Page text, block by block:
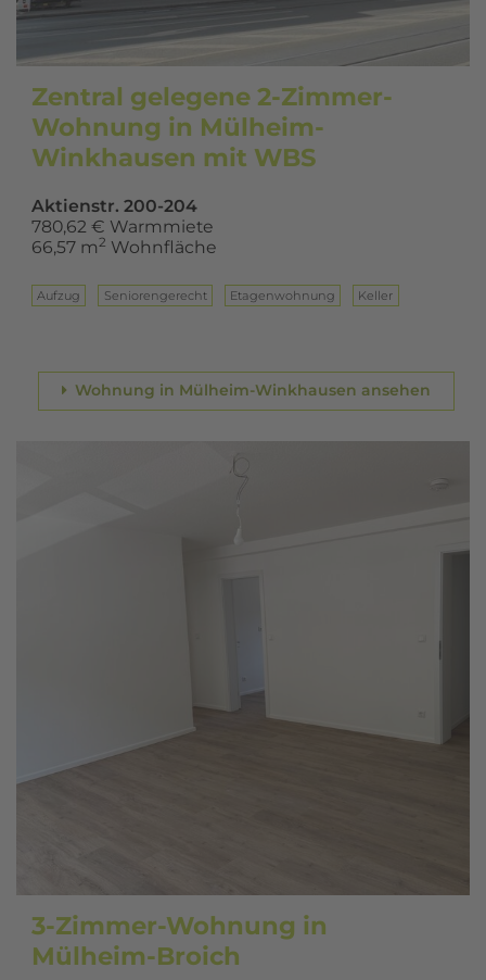
Zentral gelegene 2-Zimmer-
Wohnung in Mülheim-
Winkhausen mit WBS
Aktienstr. 200-204
780,62 € Warmmiete
66,57 m2 Wohnfläche
Aufzug Seniorengerecht Eta­gen­woh­nung Keller
Wohnung in Mülheim-Winkhausen ansehen
3-Zimmer-Wohnung in
Mülheim-Broich